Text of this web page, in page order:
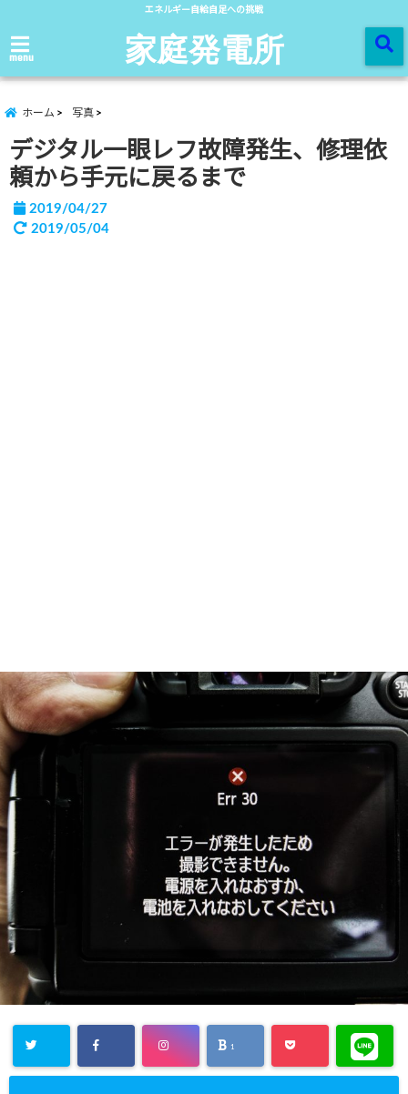
エネルギー自給自足への挑戦
menu 家庭発電所
ホーム 写真
デジタル一眼レフ故障発生、修理依
頼から手元に戻るまで
2019/04/27
2019/05/04
1